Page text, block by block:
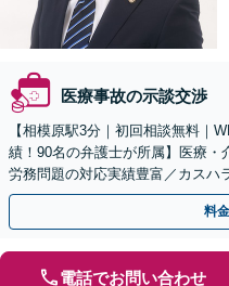
医療事故の示談交渉
【相模原駅3分｜初回相談無料｜
績！90名の弁護士が所属】医療・
労務問題の対応実績豊富／カスハ
／忙しい方にも安心の柔軟なサポ
料
電話でお問い合わせ